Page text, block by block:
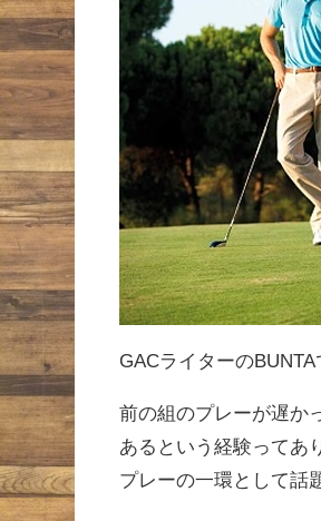
GACライターのBUNTA
前の組のプレーが遅か
あるという経験ってあ
プレーの一環として話